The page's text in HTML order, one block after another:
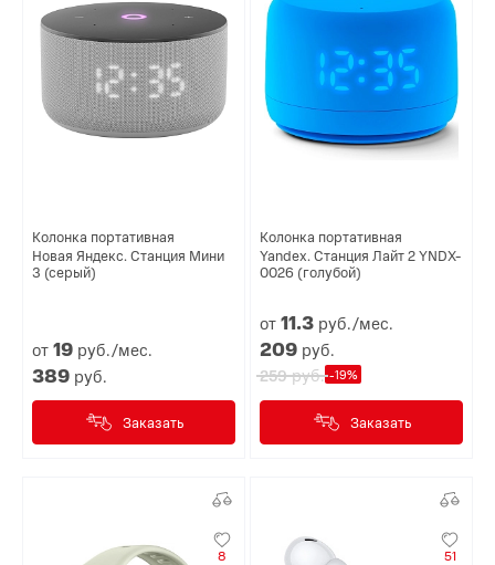
Колонка портативная
Новая Яндекс. Станция Мини
3 (серый)
от19 руб./мес.
389 руб.
Заказать
Колонка портативная
Yandex. Станция Лайт 2 YNDX-
0026 (голубой)
от11.3 руб./мес.
209 руб.
259руб. -19%
Заказать
8 51